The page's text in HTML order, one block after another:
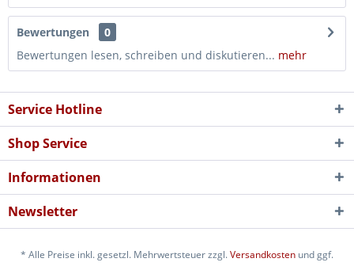
Bewertungen
0
Bewertungen lesen, schreiben und diskutieren... mehr
Service Hotline
Shop Service
Informationen
Newsletter
* Alle Preise inkl. gesetzl. Mehrwertsteuer zzgl.Versandkosten und ggf.